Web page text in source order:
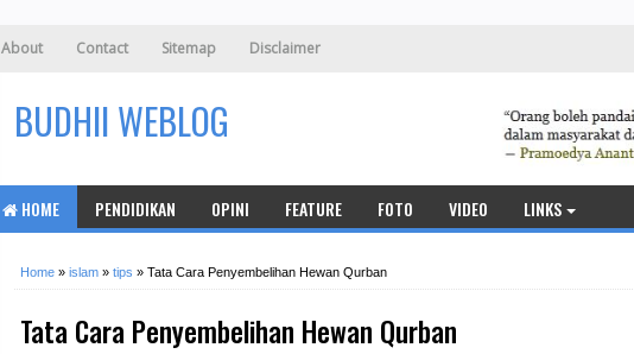
About Contact Sitemap Disclaimer
BUDHII WEBLOG
HOME PENDIDIKAN OPINI FEATURE FOTO VIDEO LINKS
Home » islam » tips » Tata Cara Penyembelihan Hewan Qurban
Tata Cara Penyembelihan Hewan Qurban